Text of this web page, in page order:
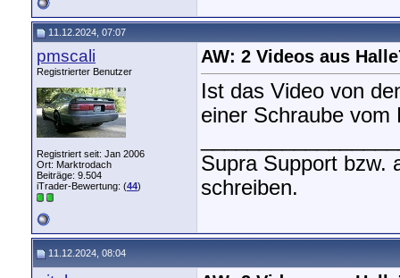
11.12.2024, 07:07
pmscali
Registrierter Benutzer
Registriert seit: Jan 2006
Ort: Marktrodach
Beiträge: 9.504
iTrader-Bewertung: (44)
AW: 2 Videos aus
Ist das Video von
einer Schraube vom
Supra Support bzw.
schreiben.
11.12.2024, 08:04